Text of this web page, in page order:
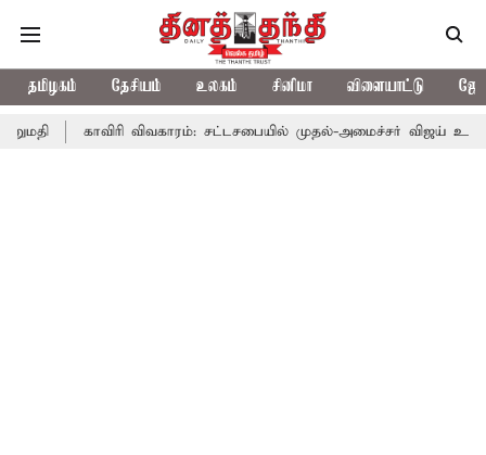
தமிழகம் தேசியம் உலகம் சினிமா விளையாட்டு
விவகாரம்: சட்டசபையில் முதல்-அமைச்சர் விஜய் உரை